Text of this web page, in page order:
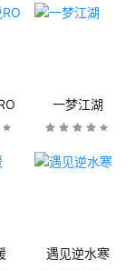
一梦江湖
遇见逆水寒